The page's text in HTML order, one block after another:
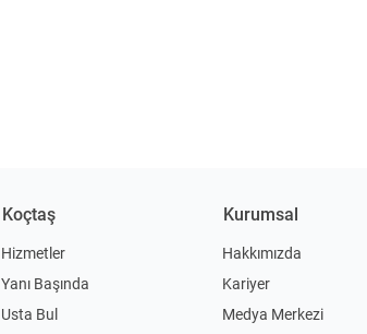
Koçtaş
Hizmetler
Yanı Başında
Usta Bul
Kurumsal
Hakkımızda
Kariyer
Medya Merkezi